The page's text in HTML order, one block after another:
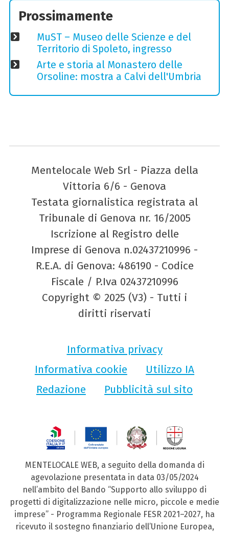
Prossimamente
MuST – Museo delle Scienze e del
Territorio di Spoleto, ingresso
Arte e storia al Monastero delle
Orsoline: mostra a Calvi dell'Umbria
Mentelocale Web Srl - Piazza della
Vittoria 6/6 - Genova
Testata giornalistica registrata al
Tribunale di Genova nr. 16/2005
Iscrizione al Registro delle
Imprese di Genova n.02437210996 -
R.E.A. di Genova: 486190 - Codice
Fiscale / P.Iva 02437210996
Copyright © 2025 (V3) - Tutti i
diritti riservati
Informativa privacy
Informativa cookie
Utilizzo IA
Redazione
Pubblicità sul sito
MENTELOCALE WEB, a seguito della domanda di
agevolazione presentata in data 03/05/2024
nell’ambito del Bando “Supporto allo sviluppo di
progetti di digitalizzazione nelle micro, piccole e medie
imprese” - Programma Regionale FESR 2021–2027, ha
ricevuto il sostegno finanziario dell’Unione Europea,